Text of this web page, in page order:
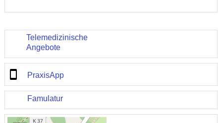
Telemedizinische
Angebote
PraxisApp
Famulatur